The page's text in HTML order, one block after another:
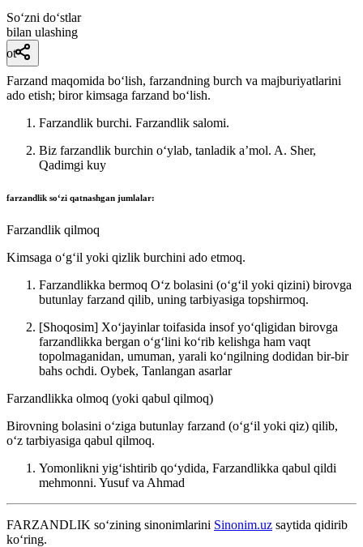
So‘zni do‘stlar
bilan ulashing
ot
Farzand maqomida boʻlish, farzandning burch va majburiyatlarini
ado etish; biror kimsaga farzand boʻlish.
Farzandlik burchi. Farzandlik salomi.
Biz farzandlik burchin oʻylab, tanladik aʼmol. A. Sher,
Qadimgi kuy
farzandlik soʻzi qatnashgan jumlalar:
Farzandlik qilmoq
Kimsaga oʻgʻil yoki qizlik burchini ado etmoq.
Farzandlikka bermoq Oʻz bolasini (oʻgʻil yoki qizini) birovga
butunlay farzand qilib, uning tarbiyasiga topshirmoq.
[Shoqosim] Xoʻjayinlar toifasida insof yoʻqligidan birovga
farzandlikka bergan oʻgʻlini koʻrib kelishga ham vaqt
topolmaganidan, umuman, yarali koʻngilning dodidan bir-bir
bahs ochdi. Oybek, Tanlangan asarlar
Farzandlikka olmoq (yoki qabul qilmoq)
Birovning bolasini oʻziga butunlay farzand (oʻgʻil yoki qiz) qilib,
oʻz tarbiyasiga qabul qilmoq.
Yomonlikni yigʻishtirib qoʻydida, Farzandlikka qabul qildi
mehmonni. Yusuf va Ahmad
FARZANDLIK so‘zining sinonimlarini Sinonim.uz saytida qidirib
ko‘ring.